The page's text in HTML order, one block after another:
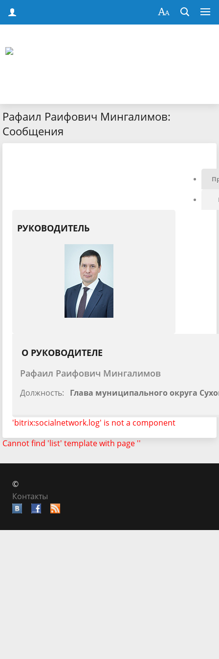
Рафаил Раифович Мингалимов:
Сообщения
РУКОВОДИТЕЛЬ
О РУКОВОДИТЕЛЕ
Рафаил Раифович Мингалимов
Должность: Глава муниципального округа
'bitrix:socialnetwork.log' is not a component
Cannot find 'list' template with page ''
©
Контакты